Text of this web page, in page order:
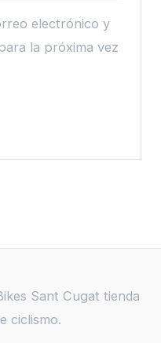
electrónico y
la próxima vez
Sant Cugat tienda
ciclismo.